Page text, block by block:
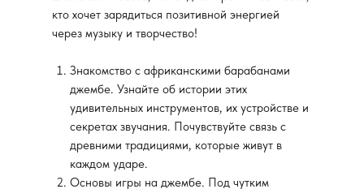
кто хочет зарядиться позитивной энергией
через музыку и творчество!
Знакомство с африканскими барабанами
джембе. Узнайте об истории этих
удивительных инструментов, их устройстве и
секретах звучания. Почувствуйте связь с
древними традициями, которые живут в
каждом ударе.
Основы игры на джембе. Под чутким